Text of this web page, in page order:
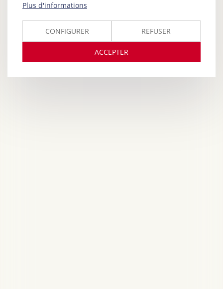
Plus d'informations
CONFIGURER REFUSER
ACCEPTER